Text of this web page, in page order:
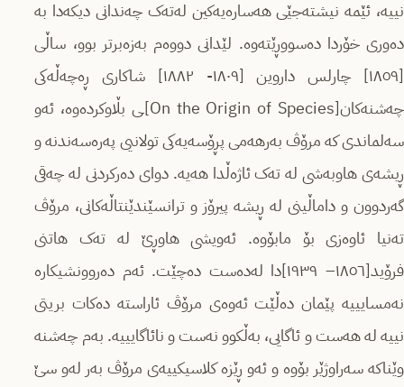
نییە، ئێمە نیشتەجێی هەسارەیەکین لەتەک چەندانی دیکەدا بە
دەوری خۆردا دەسووڕێتەوە. لێدانی دووەم بەزەبرتر بوو، ساڵی
[١٨٥٩] چارلس داروین [١٨٠٩- ١٨٨٢] شاکاری ڕەچەڵەکی
چەشنەکان[On the Origin of Species]ـی بڵاوکردەوە، ئەو
سەلماندی کە مرۆڤ بەرهەمی پڕۆسەیەکی تولانیی پەرەسەندنە و
ڕیشەی هاوبەشی لە تەک ئاژەڵدا هەیە. دوای دەرکردنی لە چەقی
گەردوون و داماڵینی لە ڕیشە پیرۆز و ترانسێندێنتاڵەکانی، مرۆڤ
تەنیا ئاوەزی بۆ مابۆوە. ئەویشی هاوڕێ لە تەک هاتنی
فرۆید[١٨٥٦– ١٩٣٩]دا لەدەست دەچێت. ئەم دەروونشیکارە
نەمسایییە پێمان دەڵێت ئەوەی مرۆڤ ئاراستە دەکات بریتی
نییە لە هەست و ئاگایی، بەڵکوو نەست و نائاگایییە. بەم چەشنە
وێناکە سەراوژێر بۆوە و ئەو ڕێزە کلاسیکییەی مرۆڤ بەر لەو سێ